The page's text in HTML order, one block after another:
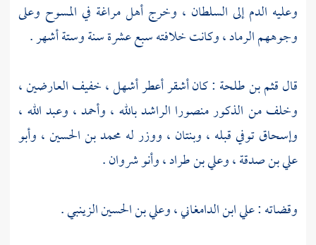
وعليه الدم إلى السلطان ، وخرج أهلمراغة في المسوح وعلى
وجوههم الرماد ، وكانت خلافته سبع عشرة سنة وستة أشهر .
قالقثم بن طلحة : كان أشقر أعطر أشهل ، خفيف العارضين ،
وخلف من الذكورمنصورا الراشد بالله ، وأحمد، وعبد الله ،
وإسحاقتوفي قبله ، وبنتان ، ووزر له محمد بن الحسين، وأبو
علي بن صدقة،وعلي بن طراد،وأنو شروان.
وقضاته :علي ابن الدامغاني،وعلي بن الحسين الزينبي.